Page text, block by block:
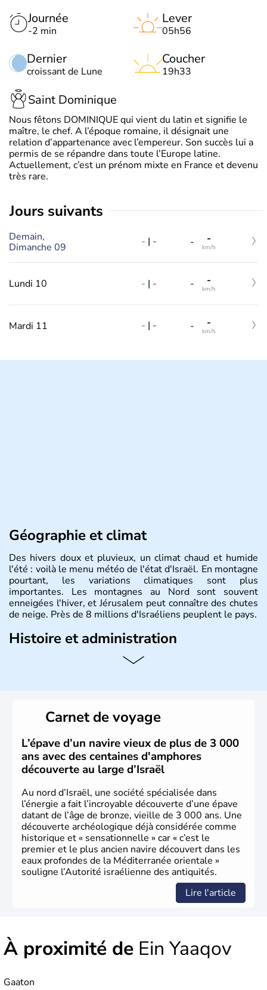
Journée
-2 min
Dernier
croissant de Lune
Lever
05h56
Coucher
19h33
Saint Dominique
Nous fêtons DOMINIQUE qui vient du latin et signifie le
maître, le chef. A l’époque romaine, il désignait une
relation d’appartenance avec l’empereur. Son succès lui a
permis de se répandre dans toute l’Europe latine.
Actuellement, c’est un prénom mixte en France et devenu
très rare.
jours suivants
Demain,
Dimanche 09
- | - - -
km/h
Lundi 10 - | - - -
km/h
Mardi 11 - | - - -
km/h
Géographie et climat
Des hivers doux et pluvieux, un climat chaud et humide
l'été : voilà le menu météo de l'état d'Israël. En montagne
pourtant, les variations climatiques sont plus
importantes. Les montagnes au Nord sont souvent
enneigées l'hiver, et Jérusalem peut connaître des chutes
de neige. Près de 8 millions d'Israéliens peuplent le pays.
Histoire et administration
L'Israël est un état de la partie est de la Méditerranée,
vrai essor économique dans le domaine des nouvelles
Carnet de voyage
L’épave d’un navire vieux de plus de 3 000
ans avec des centaines d'amphores
découverte au large d’Israël
Au nord d’Israël, une société spécialisée dans
l’énergie a fait l’incroyable découverte d’une épave
datant de l’âge de bronze, vieille de 3 000 ans. Une
découverte archéologique déjà considérée comme
historique et « sensationnelle » car « c’est le
premier et le plus ancien navire découvert dans les
eaux profondes de la Méditerranée orientale »
souligne l’Autorité israélienne des antiquités.
Lire l'article
À proximité de Ein Yaaqov
Gaaton